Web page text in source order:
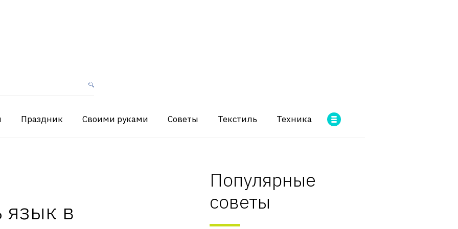
Праздник Своими руками Советы Текстиль Техника
язык в
Популярные
советы